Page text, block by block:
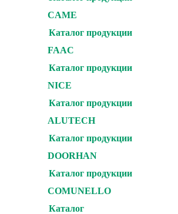
CAME
Каталог продукции
FAAC
Каталог продукции
NICE
Каталог продукции
ALUTECH
Каталог продукции
DOORHAN
Каталог продукции
COMUNELLO
Каталог